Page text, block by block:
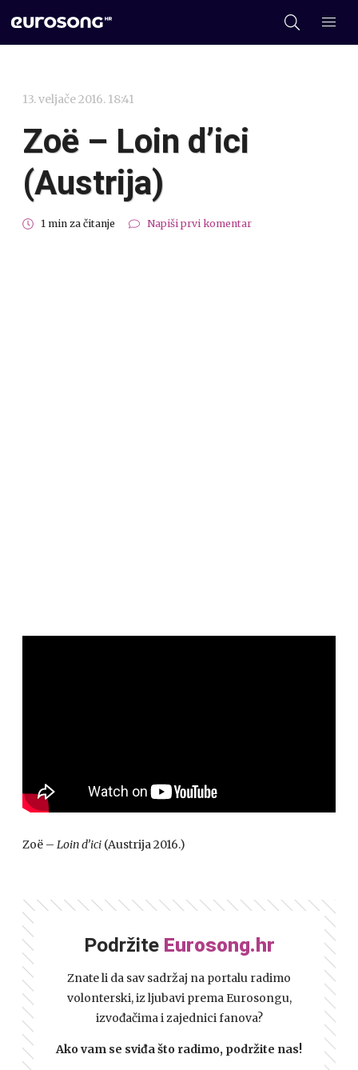
13. veljače 2016. 18:41
Zoë – Loin d’ici
(Austrija)
1 min za čitanje Napiši prvi komentar
Zoë – Loin d’ici (Austrija 2016.)
Podržite Eurosong.hr
Znate li da sav sadržaj na portalu radimo
volonterski, iz ljubavi prema Eurosongu,
izvođačima i zajednici fanova?
Ako vam se sviđa što radimo, podržite nas!